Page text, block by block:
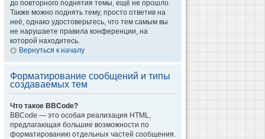
до повторного поднятия темы, ещё не прошло.
Также можно поднять тему, просто ответив на
неё, однако удостоверьтесь, что тем самым вы
не нарушаете правила конференции, на
которой находитесь.
Вернуться к началу
Форматирование сообщений и типы
создаваемых тем
Что такое BBCode?
BBCode — это особая реализация HTML,
предлагающая большие возможности по
форматированию отдельных частей сообщения.